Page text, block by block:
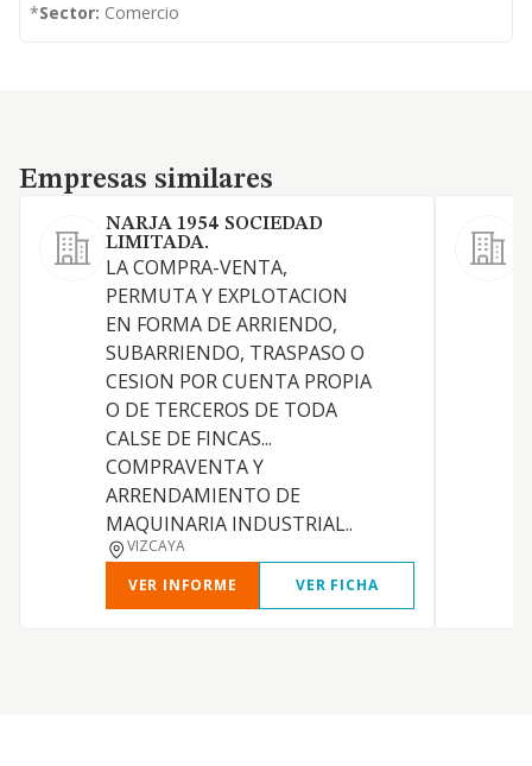
*Sector: Comercio
Empresas similares
Empresas similares
NARJA 1954 SOCIEDAD
LIMITADA.
LA COMPRA-VENTA,
PERMUTA Y EXPLOTACION
EN FORMA DE ARRIENDO,
SUBARRIENDO, TRASPASO O
CESION POR CUENTA PROPIA
O DE TERCEROS DE TODA
CALSE DE FINCAS...
COMPRAVENTA Y
ARRENDAMIENTO DE
MAQUINARIA INDUSTRIAL..
VIZCAYA
VER INFORME
VER FICHA